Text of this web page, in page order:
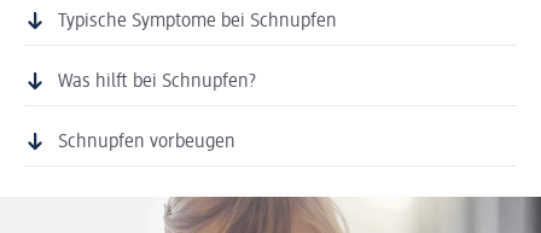
Typische Symptome bei Schnupfen
Was hilft bei Schnupfen?
Schnupfen vorbeugen